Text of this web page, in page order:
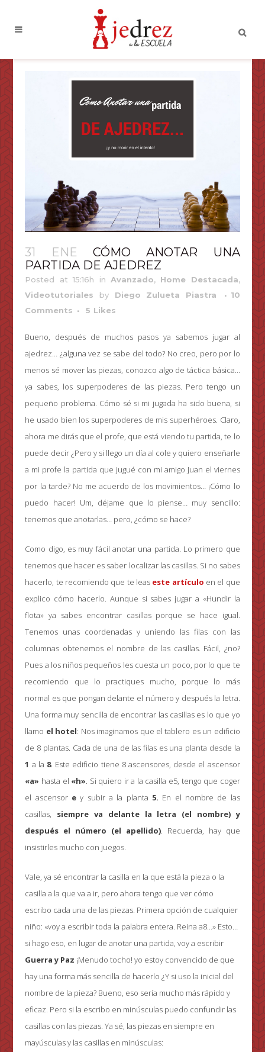
31 ENE CÓMO ANOTAR UNA
PARTIDA DE AJEDREZ
Posted at 15:16h in Avanzado, Home Destacada,
Videotutoriales
by Diego Zulueta Piastra
10
Comments
5 Likes
Bueno, después de muchos pasos ya sabemos jugar al
ajedrez… ¿alguna vez se sabe del todo? No creo, pero por lo
menos sé mover las piezas, conozco algo de táctica básica…
ya sabes, los superpoderes de las piezas. Pero tengo un
pequeño problema. Cómo sé si mi jugada ha sido buena, si
he usado bien los superpoderes de mis superhéroes. Claro,
ahora me dirás que el profe, que está viendo tu partida, te lo
puede decir ¿Pero y si llego un día al cole y quiero enseñarle
a mi profe la partida que jugué con mi amigo Juan el viernes
por la tarde? No me acuerdo de los movimientos… ¡Cómo lo
puedo hacer! Um, déjame que lo piense… muy sencillo:
tenemos que anotarlas… pero, ¿cómo se hace?
Como digo, es muy fácil anotar una partida. Lo primero que
tenemos que hacer es saber localizar las casillas. Si no sabes
hacerlo, te recomiendo que te leas este artículo en el que
explico cómo hacerlo. Aunque si sabes jugar a «Hundir la
flota» ya sabes encontrar casillas porque se hace igual.
Tenemos unas coordenadas y uniendo las filas con las
columnas obtenemos el nombre de las casillas. Fácil, ¿no?
Pues a los niños pequeños les cuesta un poco, por lo que te
recomiendo que lo practiques mucho, porque lo más
normal es que pongan delante el número y después la letra.
Una forma muy sencilla de encontrar las casillas es lo que yo
llamo el hotel: Nos imaginamos que el tablero es un edificio
de 8 plantas. Cada de una de las filas es una planta desde la
1 a la 8. Este edificio tiene 8 ascensores, desde el ascensor
«a» hasta el «h». Si quiero ir a la casilla e5, tengo que coger
el ascensor e y subir a la planta 5. En el nombre de las
casillas, siempre va delante la letra (el nombre) y
después el número (el apellido). Recuerda, hay que
insistirles mucho con juegos.
Vale, ya sé encontrar la casilla en la que está la pieza o la
casilla a la que va a ir, pero ahora tengo que ver cómo
escribo cada una de las piezas. Primera opción de cualquier
niño: «voy a escribir toda la palabra entera. Reina a8…» Esto…
si hago eso, en lugar de anotar una partida, voy a escribir
Guerra y Paz ¡Menudo tocho! yo estoy convencido de que
hay una forma más sencilla de hacerlo ¿Y si uso la inicial del
nombre de la pieza? Bueno, eso sería mucho más rápido y
eficaz. Pero si la escribo en minúsculas puedo confundir las
casillas con las piezas. Ya sé, las piezas en siempre en
mayúsculas y las casillas en minúsculas: